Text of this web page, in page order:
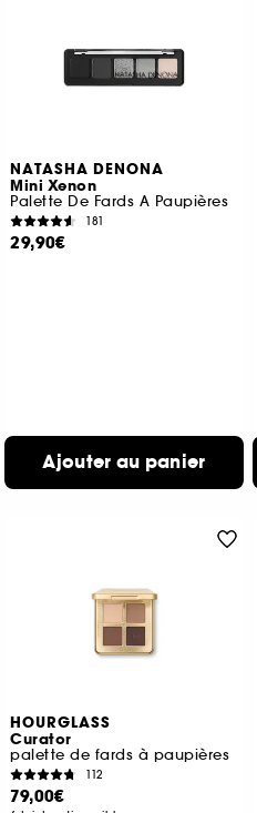
NATASHA DENONA
Mini Xenon
Palette De Fards A Paupières
181
29,90€
Ajouter au panier
HOURGLASS
Curator
palette de fards à paupières
112
79,00€